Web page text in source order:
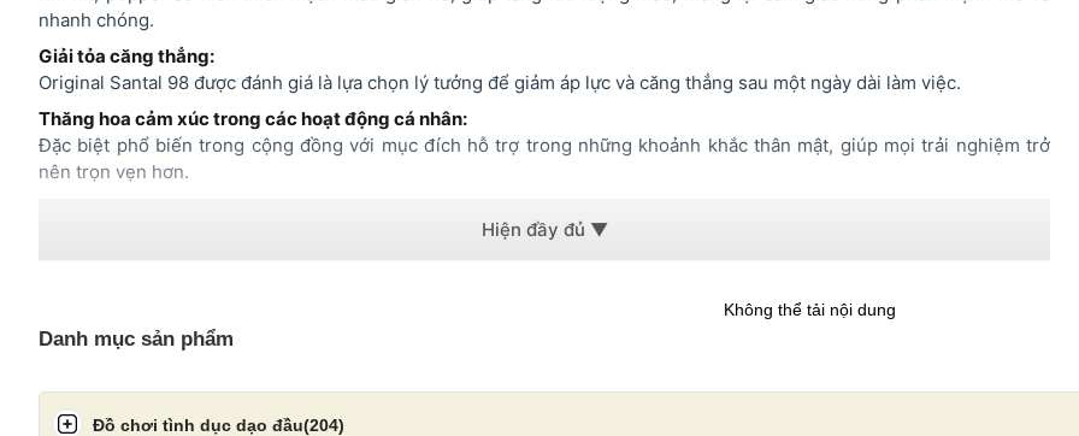
nhanh chóng.
Giải tỏa căng thẳng:
Original Santal 98 được đánh giá là lựa chọn lý tưởng để giảm áp lực và căng thẳng sau một ngày dài làm việc.
Thăng hoa cảm xúc trong các hoạt động cá nhân:
Đặc biệt phổ biến trong cộng đồng với mục đích hỗ trợ trong những khoảnh khắc thân mật, giúp mọi trải nghiệm trở
nên trọn vẹn hơn.
Không thể tải nội dung
Danh mục sản phẩm
Đồ chơi tình dục dạo đầu(204)